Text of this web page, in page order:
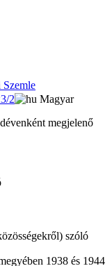
Szemle
2
Magyar
megjelenő
szóló
1938 és 1944